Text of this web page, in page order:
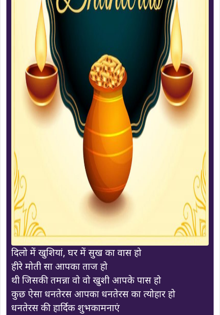
दिलो में खुशियां, घर में सुख का वास हो
हीरे मोती सा आपका ताज हो
थी जिसकी तमन्ना वो वो खुशी आपके पास हो
कुछ ऐसा धनतेरस आपका धनतेरस का त्योहार हो
धनतेरस की हार्दिक शुभकामनाएं